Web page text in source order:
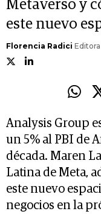
Metaverso y
este nuevo
Florencia Radici Editora
Analysis Group
un 5% al PBI de
década. Maren
Latina de Meta,
este nuevo
negocios en la